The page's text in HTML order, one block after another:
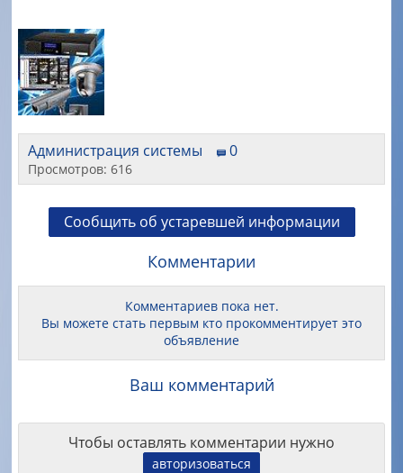
Администрация системы 0
Просмотров: 616
Сообщить об устаревшей информации
Комментарии
Комментариев пока нет.
Вы можете стать первым кто прокомментирует это
объявление
Ваш комментарий
Чтобы оставлять комментарии нужно
авторизоваться